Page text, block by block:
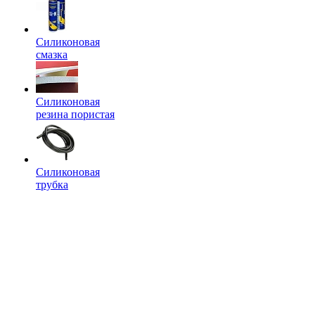
Силиконовая
смазка
Силиконовая
резина пористая
Силиконовая
трубка